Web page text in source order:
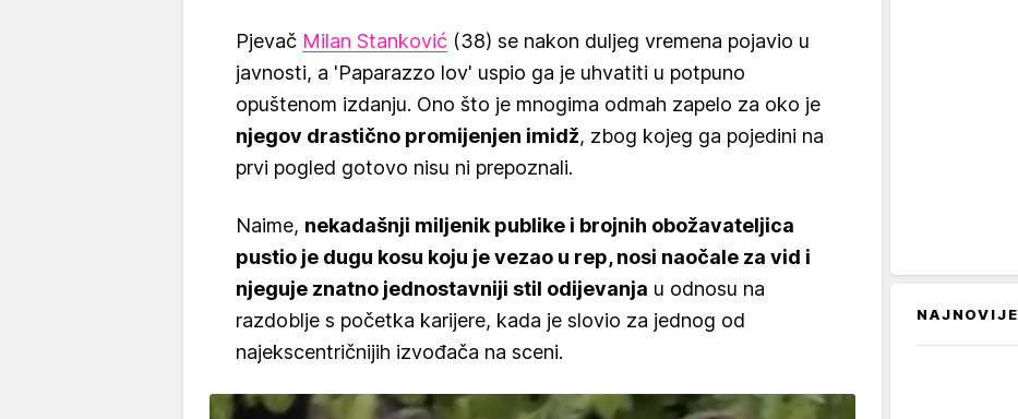
Pjevač Milan Stanković (38) se nakon duljeg vremena pojavio u
javnosti, a 'Paparazzo lov' uspio ga je uhvatiti u potpuno
opuštenom izdanju. Ono što je mnogima odmah zapelo za oko je
njegov drastično promijenjen imidž, zbog kojeg ga pojedini na
prvi pogled gotovo nisu ni prepoznali.
Naime, nekadašnji miljenik publike i brojnih obožavateljica
pustio je dugu kosu koju je vezao u rep, nosi naočale za vid i
njeguje znatno jednostavniji stil odijevanja u odnosu na
razdoblje s početka karijere, kada je slovio za jednog od
najekscentričnijih izvođača na sceni.
NAJNOVIJE